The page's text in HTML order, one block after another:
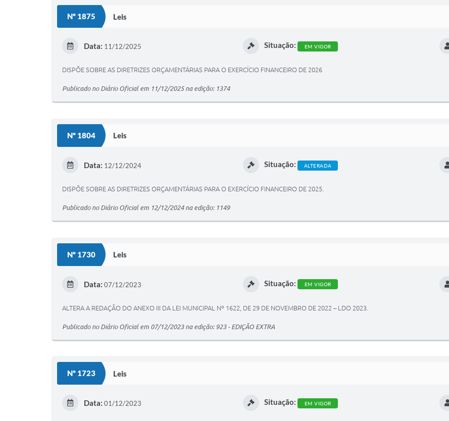
Nº 1875 Leis
Data: 11/12/2025 Situação: EM VIGOR
DISPÕE SOBRE AS DIRETRIZES ORÇAMENTÁRIAS PARA O EXERCÍCIO FINANCEIRO DE 2026
Publicado no Diário Oficial em 11/12/2025 na edição: 1374
Nº 1804 Leis
Data: 12/12/2024 Situação: ALTERADA
DISPÕE SOBRE AS DIRETRIZES ORÇAMENTÁRIAS PARA O EXERCÍCIO FINANCEIRO DE 2025.
Publicado no Diário Oficial em 12/12/2024 na edição: 1149
Nº 1730 Leis
Data: 07/12/2023 Situação: EM VIGOR
ALTERA A REDAÇÃO DO ANEXO III DA LEI MUNICIPAL Nº 1622, DE 29 DE NOVEMBRO DE 2022 – LDO 2023.
Publicado no Diário Oficial em 07/12/2023 na edição: 923 - EDIÇÃO EXTRA
Nº 1723 Leis
Data: 01/12/2023 Situação: EM VIGOR